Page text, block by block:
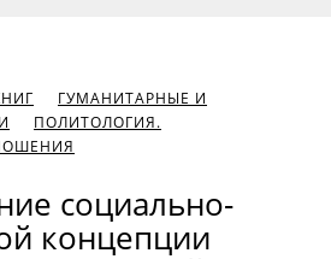
ГУМАНИТАРНЫЕ И
ПОЛИТОЛОГИЯ.
социально-
концепции